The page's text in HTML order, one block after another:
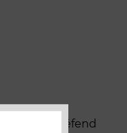
Laurent défend